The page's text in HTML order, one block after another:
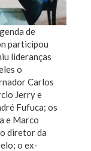
de
participou
lideranças
o
Carlos
Jerry e
Fufuca; os
e Marco
diretor da
o ex-